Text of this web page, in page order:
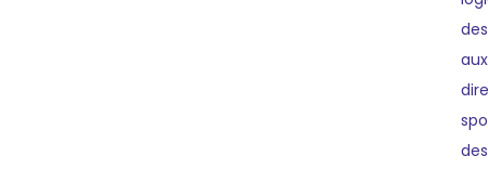
aux
des